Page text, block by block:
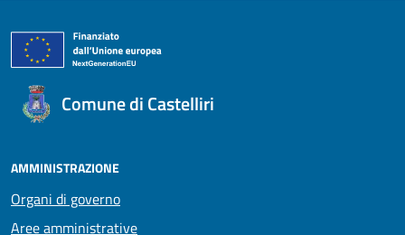
Comune di Castelliri
AMMINISTRAZIONE
Organi di governo
Aree amministrative